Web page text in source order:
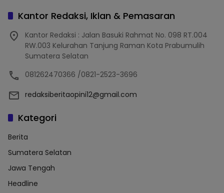
Kantor Redaksi, Iklan & Pemasaran
Kantor Redaksi : Jalan Basuki Rahmat No. 098 RT.004
RW.003 Kelurahan Tanjung Raman Kota Prabumulih
Sumatera Selatan
081262470366 /0821-2523-3696
redaksiberitaopini12@gmail.com
Kategori
Berita
Sumatera Selatan
Jawa Tengah
Headline